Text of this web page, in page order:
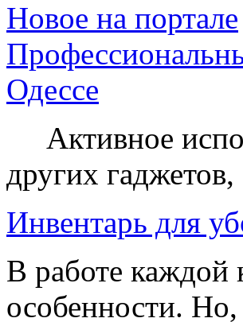
Новое на портале
Одессе
Активное
других гаджетов,
Инвентарь для
В работе каждой
особенности. Но,